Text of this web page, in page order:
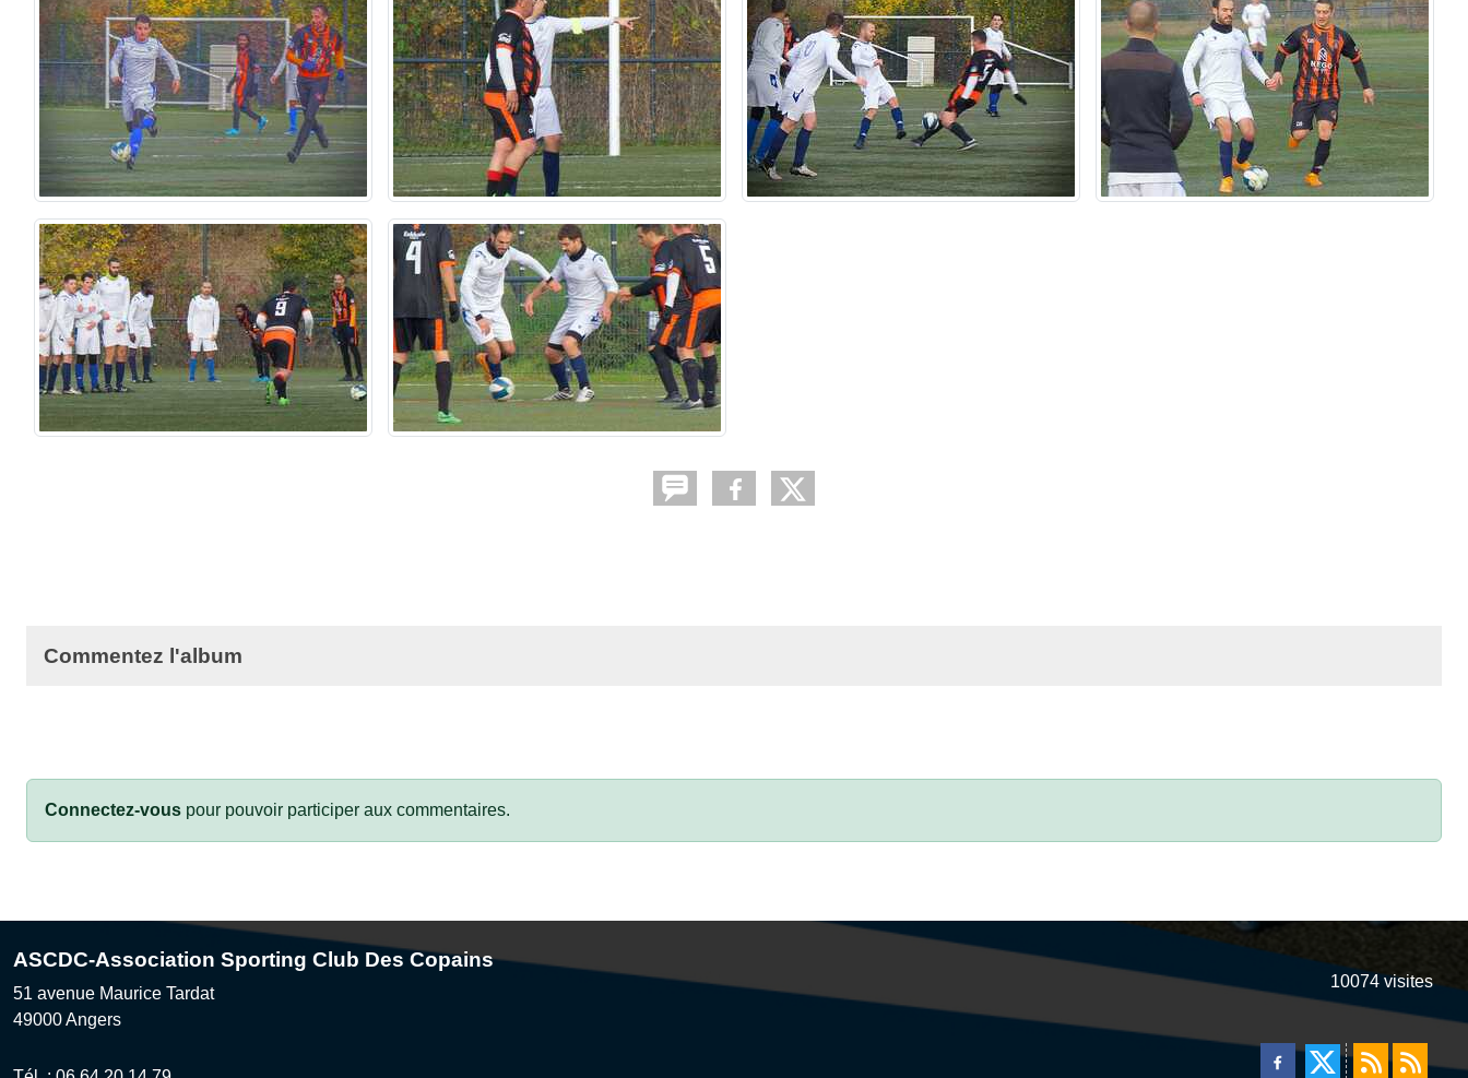
Commentez l'album
Connectez-vous pour pouvoir participer aux commentaires.
ASCDC-Association Sporting Club Des Copains
51 avenue Maurice Tardat
49000Angers
10074 visites